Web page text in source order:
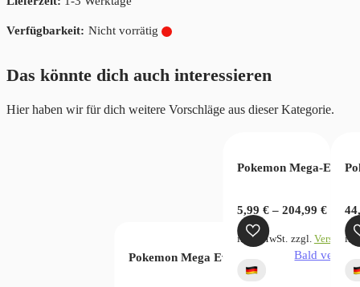
Nicht vorrätig
Das könnte dich auch interessieren
Hier haben wir für dich weitere Vorschläge aus dieser Kategorie.
Pokemon Mega Evolution Rising Chaos
Pokemon Mega-
5,99 €– 204,99 €
inkl. MwSt. zzgl.
Bald